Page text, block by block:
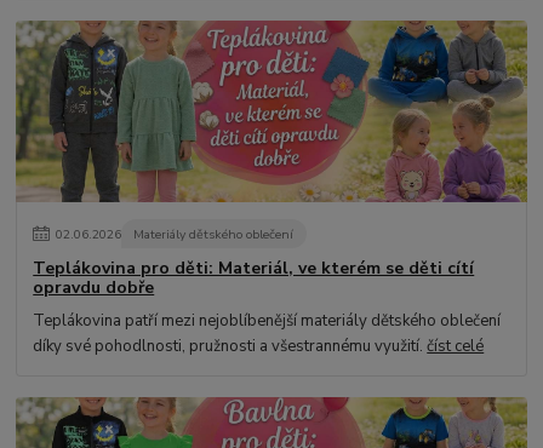
02.06.2026 Materiály dětského oblečení
Teplákovina pro děti: Materiál, ve kterém se děti cítí
opravdu dobře
Teplákovina patří mezi nejoblíbenější materiály dětského oblečení
díky své pohodlnosti, pružnosti a všestrannému využití.číst celé